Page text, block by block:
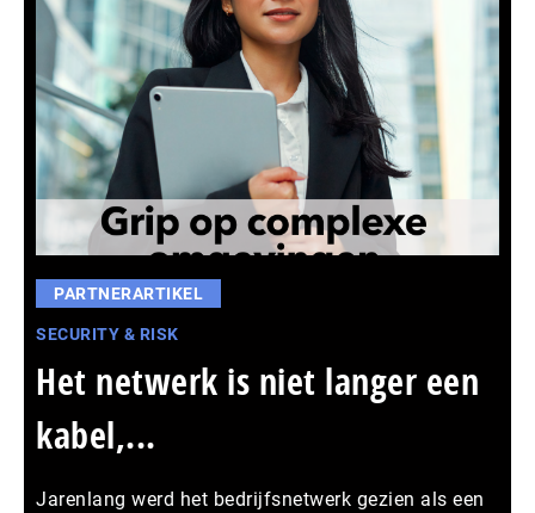
PARTNERARTIKEL
SECURITY & RISK
Het netwerk is niet langer een
kabel,...
Jarenlang werd het bedrijfsnetwerk gezien als een